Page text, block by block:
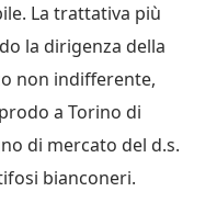
La trattativa più
la dirigenza della
non indifferente,
a Torino di
di mercato del d.s.
bianconeri.